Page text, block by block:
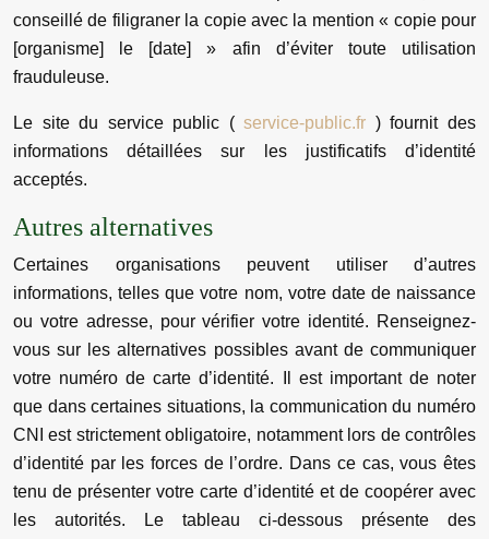
conseillé de filigraner la copie avec la mention « copie pour
[organisme] le [date] » afin d’éviter toute utilisation
frauduleuse.
Le site du service public (service-public.fr ) fournit des
informations détaillées sur les justificatifs d’identité
acceptés.
Autres alternatives
Certaines organisations peuvent utiliser d’autres
informations, telles que votre nom, votre date de naissance
ou votre adresse, pour vérifier votre identité. Renseignez-
vous sur les alternatives possibles avant de communiquer
votre numéro de carte d’identité. Il est important de noter
que dans certaines situations, la communication du numéro
CNI est strictement obligatoire, notamment lors de contrôles
d’identité par les forces de l’ordre. Dans ce cas, vous êtes
tenu de présenter votre carte d’identité et de coopérer avec
les autorités. Le tableau ci-dessous présente des